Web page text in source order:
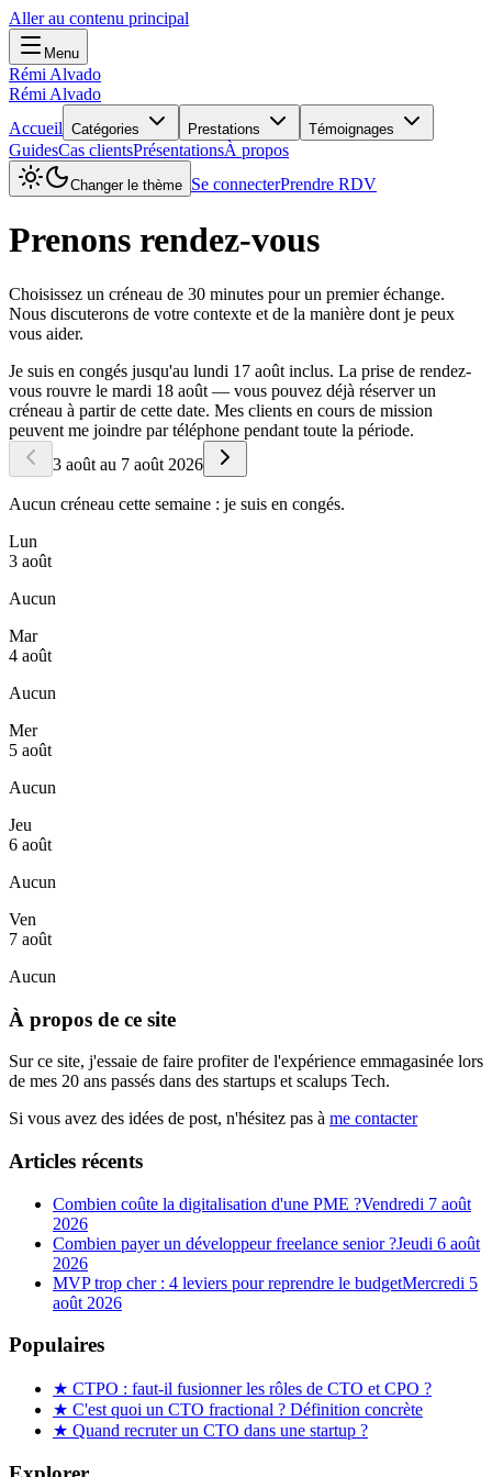
Aller au contenu principal
Menu
Rémi Alvado
Rémi Alvado
Accueil Catégories Prestations Témoignages
GuidesCas clientsPrésentationsÀ propos
Changer le thème Se connecterPrendre RDV
Prenons rendez-vous
Choisissez un créneau de 30 minutes pour un premier échange.
Nous discuterons de votre contexte et de la manière dont je peux
vous aider.
Je suis en congés jusqu'au lundi 17 août inclus. La prise de rendez-
vous rouvre le mardi 18 août — vous pouvez déjà réserver un
créneau à partir de cette date. Mes clients en cours de mission
peuvent me joindre par téléphone pendant toute la période.
3 août au 7 août 2026
Aucun créneau cette semaine : je suis en congés.
Lun
3 août
Aucun
Mar
4 août
Aucun
Mer
5 août
Aucun
Jeu
6 août
Aucun
Ven
7 août
Aucun
À propos de ce site
Sur ce site, j'essaie de faire profiter de l'expérience emmagasinée lors
de mes 20 ans passés dans des startups et scalups Tech.
Si vous avez des idées de post, n'hésitez pas à me contacter
Articles récents
Combien coûte la digitalisation d'une PME ?Vendredi 7 août
2026
Combien payer un développeur freelance senior ?Jeudi 6 août
2026
MVP trop cher : 4 leviers pour reprendre le budgetMercredi 5
août 2026
Populaires
★ CTPO : faut-il fusionner les rôles de CTO et CPO ?
★ C'est quoi un CTO fractional ? Définition concrète
★ Quand recruter un CTO dans une startup ?